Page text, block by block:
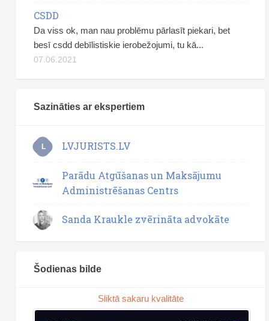
CSDD
Da viss ok, man nau problēmu pārlasīt piekari, bet
besī csdd debīlistiskie ierobežojumi, tu kā...
07.06.2021
Sazināties ar ekspertiem
L LVJURISTS.LV
Parādu Atgūšanas un Maksājumu
Administrēšanas Centrs
Sanda Kraukle zvērināta advokāte
Šodienas bilde
Sliktā sakaru kvalitāte